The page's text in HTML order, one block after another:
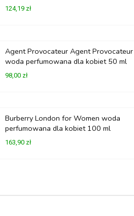
124,19 zł
Agent Provocateur Agent Provocateur
woda perfumowana dla kobiet 50 ml
98,00 zł
Burberry London for Women woda
perfumowana dla kobiet 100 ml
163,90 zł